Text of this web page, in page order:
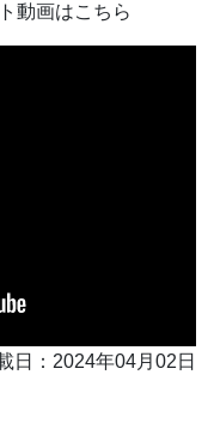
動画はこちら
日：2024年04月02日